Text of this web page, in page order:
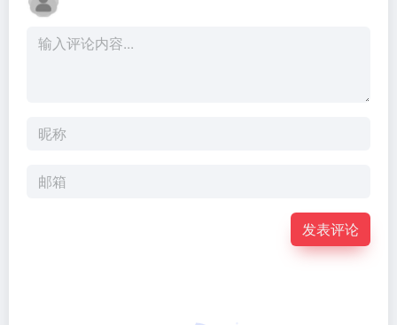
发表评论